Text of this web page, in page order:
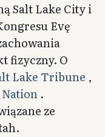
Salt Lake City i
Evę
fizyczny. O
Lake Tribune ,
.
ze